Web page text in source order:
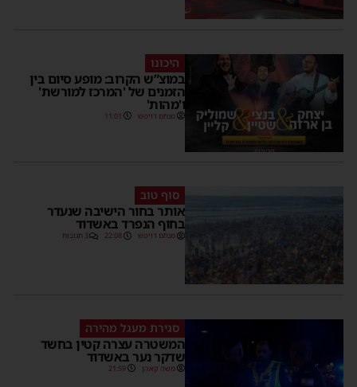
היכונו
במוצ”ש הקרוב: מופע סיום בין
הזמנים של 'המרכז למורשת'
ו'מהות'
מנחם דויטש 11:01
סוף טוב
אותר בחור הישיבה שנעדר
בחוף הנפרד באשדוד
מנחם דויטש 22:08 3 תגובות
סגירת מעגל מהירה
המשטרה עצרה קטין בחשד
שדקר נער באשדוד
משה קאהן 21:59